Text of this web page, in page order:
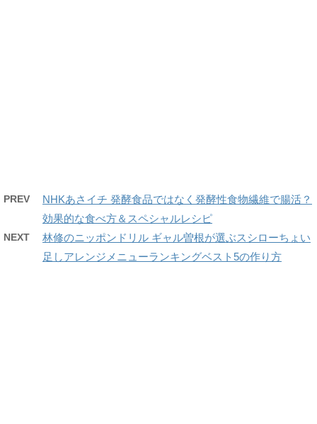
PREV
NHKあさイチ 発酵食品ではなく発酵性食物繊維で腸活？
効果的な食べ方＆スペシャルレシピ
NEXT
林修のニッポンドリル ギャル曽根が選ぶスシローちょい
足しアレンジメニューランキングベスト5の作り方